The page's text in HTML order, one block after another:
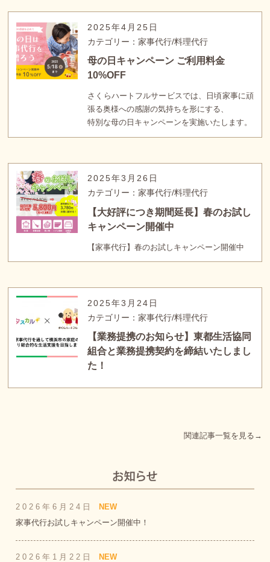
2025年4月25日
カテゴリー：家事代行/料理代行
母の日キャンペーン ご利用料金
10%OFF
さくらハートフルサービスでは、日頃家事に頑
張る奥様への感謝の気持ちを形にする、
特別な母の日キャンペーンを実施いたします。
2025年3月26日
カテゴリー：家事代行/料理代行
【大好評につき期間延長】春のお試し
キャンペーン開催中
【家事代行】春のお試しキャンペーン開催中
2025年3月24日
カテゴリー：家事代行/料理代行
【業務提携のお知らせ】東都生活協同
組合と業務提携契約を締結いたしまし
た！
関連記事一覧を見る→
2026年6月24日
NEW
家事代行お試しキャンペーン開催中！
2026年1月22日
NEW